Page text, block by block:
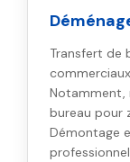
Transfert de
Notamment,
bureau pour
Démontage